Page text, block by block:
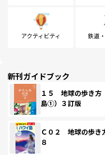
アクティビティ 鉄道
新刊ガイドブック
１５ 地球の歩き
島①）３訂版
Ｃ０２ 地球の歩
８